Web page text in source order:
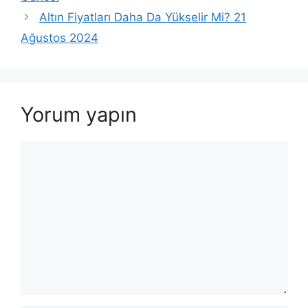
Altın Fiyatları Daha Da Yükselir Mi? 21
Ağustos 2024
Yorum yapın